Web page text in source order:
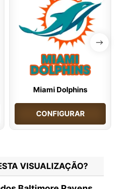
Miami Dolphins
CONFIGURAR
VISUALIZAÇÃO?